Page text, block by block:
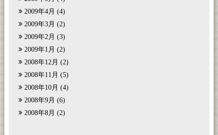
2009年4月 (4)
2009年3月 (2)
2009年2月 (3)
2009年1月 (2)
2008年12月 (2)
2008年11月 (5)
2008年10月 (4)
2008年9月 (6)
2008年8月 (2)